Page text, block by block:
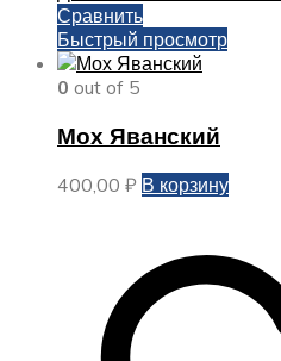
Сравнить
Быстрый просмотр
0 out of 5
Мох Яванский
400,00 ₽ В корзину